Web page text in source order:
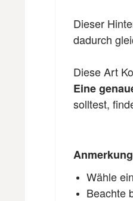
Dieser
dadurch
Diese Art
Eine
solltest,
Wähle
Beachte